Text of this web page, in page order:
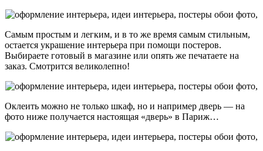
Самым простым и легким, и в то же время самым стильным,
остается украшение интерьера при помощи постеров.
Выбираете готовый в магазине или опять же печатаете на
заказ. Смотрится великолепно!
Оклеить можно не только шкаф, но и например дверь — на
фото ниже получается настоящая «дверь» в Париж…